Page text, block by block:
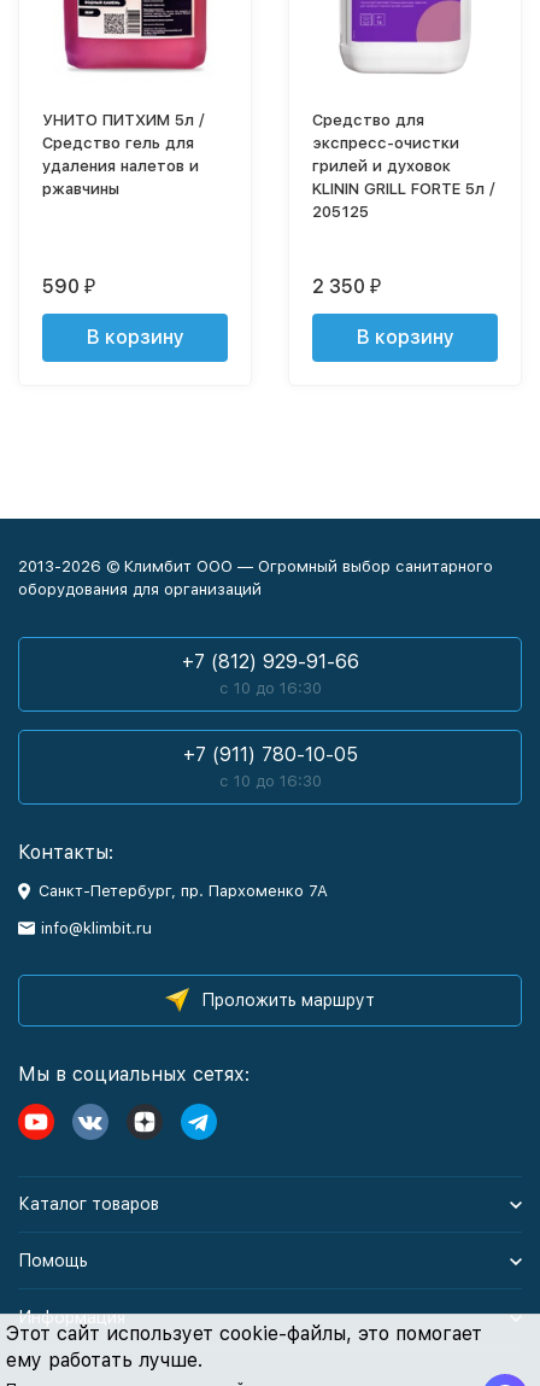
Этот сайт использует cookie-файлы, это помогает
ему работать лучше.
УНИТО ПИТХИМ 5л /
Средство гель для
удаления налетов и
ржавчины
590 ₽
В корзину
Средство для
экспресс-очистки
грилей и духовок
KLININ GRILL FORTE 5л /
205125
2 350 ₽
В корзину
2013-2026 © Климбит ООО — Огромный выбор санитарного
оборудования для организаций
+7 (812) 929-91-66
с 10 до 16:30
+7 (911) 780-10-05
с 10 до 16:30
Контакты:
Санкт-Петербург, пр. Пархоменко 7А
info@klimbit.ru
Проложить маршрут
Мы в социальных сетях:
Каталог товаров
Помощь
Информация